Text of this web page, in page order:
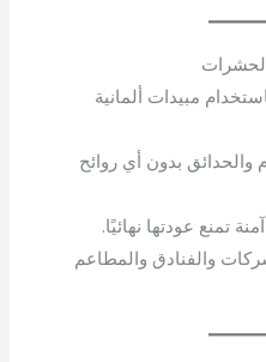
مبيدات ألمانية
بدون أي روائح
تمنع عودتها نهائيًا.
والفنادق والمطاعم